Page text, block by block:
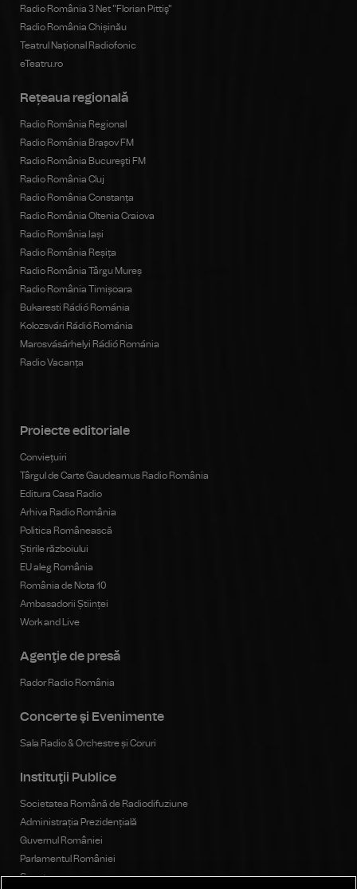
Radio România 3 Net "Florian Pittiş"
Radio România Chișinău
Teatrul Național Radiofonic
eTeatru.ro
Rețeaua regională
Radio România Regional
Radio România Brașov FM
Radio România Bucureşti FM
Radio România Cluj
Radio România Constanța
Radio România Oltenia Craiova
Radio România Iași
Radio România Reșița
Radio România Târgu Mureș
Radio România Timișoara
Bukaresti Rádió Románia
Kolozsvári Rádió Románia
Marosvásárhelyi Rádió Románia
Radio Vacanța
Proiecte editoriale
Conviețuiri
Târgul de Carte Gaudeamus Radio România
Editura Casa Radio
Arhiva Radio România
Politica Românească
Știrile războiului
EU aleg România
România de Nota 10
Ambasadorii Științei
Work and Live
Agenţie de presă
Rador Radio România
Concerte şi Evenimente
Sala Radio & Orchestre și Coruri
Instituţii Publice
Societatea Română de Radiodifuziune
Administrația Prezidențială
Guvernul României
Parlamentul României
Senat